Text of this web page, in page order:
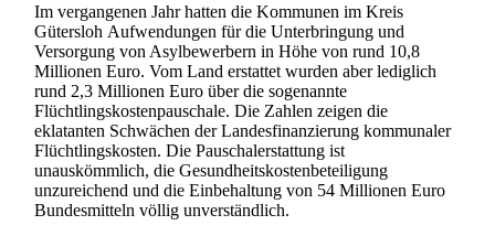
Im vergangenen Jahr hatten die Kommunen im Kreis
Gütersloh Aufwendungen für die Unterbringung und
Versorgung von Asylbewerbern in Höhe von rund 10,8
Millionen Euro. Vom Land erstattet wurden aber lediglich
rund 2,3 Millionen Euro über die sogenannte
Flüchtlingskostenpauschale. Die Zahlen zeigen die
eklatanten Schwächen der Landesfinanzierung kommunaler
Flüchtlingskosten. Die Pauschalerstattung ist
unauskömmlich, die Gesundheitskostenbeteiligung
unzureichend und die Einbehaltung von 54 Millionen Euro
Bundesmitteln völlig unverständlich.